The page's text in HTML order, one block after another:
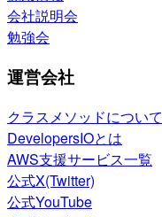
会社説明会
勉強会
運営会社
クラスメソッドについて
DevelopersIOとは
AWS支援サービス一覧
公式X(Twitter)
公式YouTube